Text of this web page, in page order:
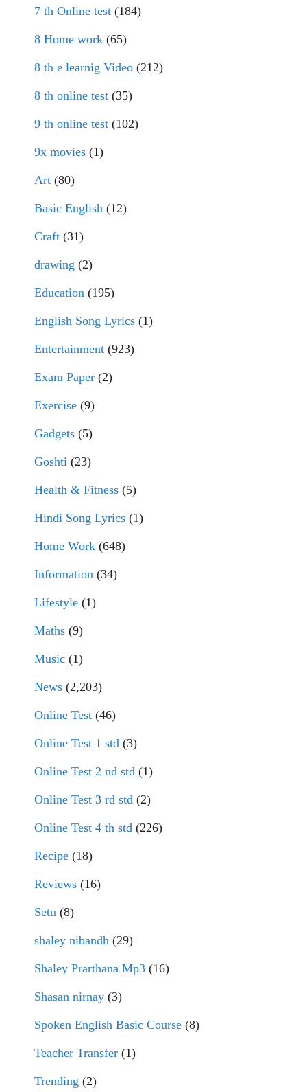
7 th Online test (184)
8 Home work (65)
8 th e learnig Video (212)
8 th online test (35)
9 th online test (102)
9x movies (1)
Art (80)
Basic English (12)
Craft (31)
drawing (2)
Education (195)
English Song Lyrics (1)
Entertainment (923)
Exam Paper (2)
Exercise (9)
Gadgets (5)
Goshti (23)
Health & Fitness (5)
Hindi Song Lyrics (1)
Home Work (648)
Information (34)
Lifestyle (1)
Maths (9)
Music (1)
News (2,203)
Online Test (46)
Online Test 1 std (3)
Online Test 2 nd std (1)
Online Test 3 rd std (2)
Online Test 4 th std (226)
Recipe (18)
Reviews (16)
Setu (8)
shaley nibandh (29)
Shaley Prarthana Mp3 (16)
Shasan nirnay (3)
Spoken English Basic Course (8)
Teacher Transfer (1)
Trending (2)